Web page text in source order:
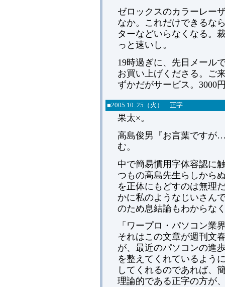
ゼロックスのカラーレー
なか。これだけできるな
ターなどいらなくなる。
っと速いし。
19時過ぎに、先日メール
お買い上げくださる。ご
ずかだがサービス。3000
■2005.10..25（火） 正字
果太×。
高島俊男『お言葉です
む。
中で簡易慣用字体容認に
つもの高島先生らしから
を正体にもどすのは無理
かに私のようなじいさん
のため息結論もわからな
「ワープロ・パソコン業
それはこの文章が週刊文
が、最近のパソコンの進
を整えてくれているよう
してくれるのであれば、
理論的である正字の方が